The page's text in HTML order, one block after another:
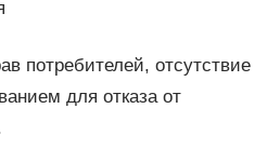
потребителей, отсутствие
для отказа от